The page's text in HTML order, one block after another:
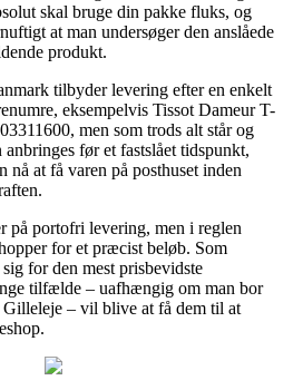
skal bruge din pakke fluks, og
at man undersøger den anslåede
produkt.
tilbyder levering efter en enkelt
eksempelvis Tissot Dameur T-
men som trods alt står og
før et fastslået tidspunkt,
nå at få varen på posthuset inden
på portofri levering, men i reglen
for et præcist beløb. Som
for den mest prisbevidste
tilfælde – uafhængig om man bor
– vil blive at få dem til at